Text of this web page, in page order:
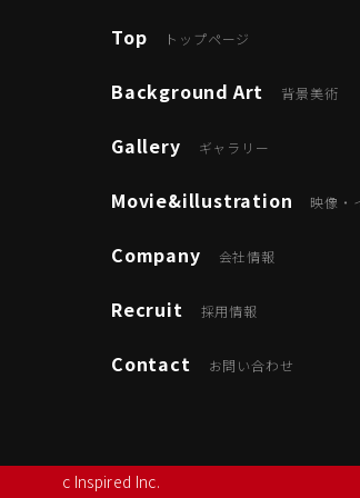
Top トップページ
Background Art 背景美術
Gallery ギャラリー
Movie&illustration 映像・
Company 会社情報
Recruit 採用情報
Contact お問い合わせ
c Inspired Inc.